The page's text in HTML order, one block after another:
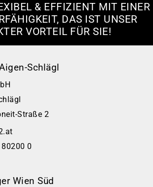
& EFFIZIENT MIT EINER
DAS IST UNSER
VORTEIL FÜR SIE!
Schlägl
Straße 2
0
Wien Süd